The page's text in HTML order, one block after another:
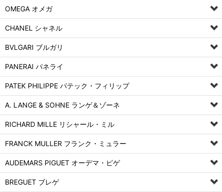
OMEGA オメガ
CHANEL シャネル
BVLGARI ブルガリ
PANERAI パネライ
PATEK PHILIPPE パテック・フィリップ
A. LANGE & SOHNE ランゲ＆ゾーネ
RICHARD MILLE リシャール・ミル
FRANCK MULLER フランク・ミュラー
AUDEMARS PIGUET オーデマ・ピゲ
BREGUET ブレゲ